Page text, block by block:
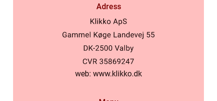
Adress
web: www.klikko.dk